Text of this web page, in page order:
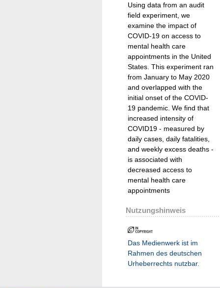
Using data from an audit
field experiment, we
examine the impact of
COVID-19 on access to
mental health care
appointments in the United
States. This experiment ran
from January to May 2020
and overlapped with the
initial onset of the COVID-
19 pandemic. We find that
increased intensity of
COVID19 - measured by
daily cases, daily fatalities,
and weekly excess deaths -
is associated with
decreased access to
mental health care
appointments
Nutzungshinweis
Das Medienwerk ist im
Rahmen des deutschen
Urheberrechts nutzbar.